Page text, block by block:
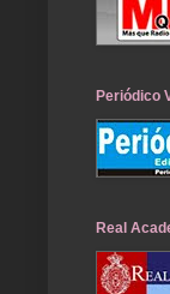
Periódico
Real